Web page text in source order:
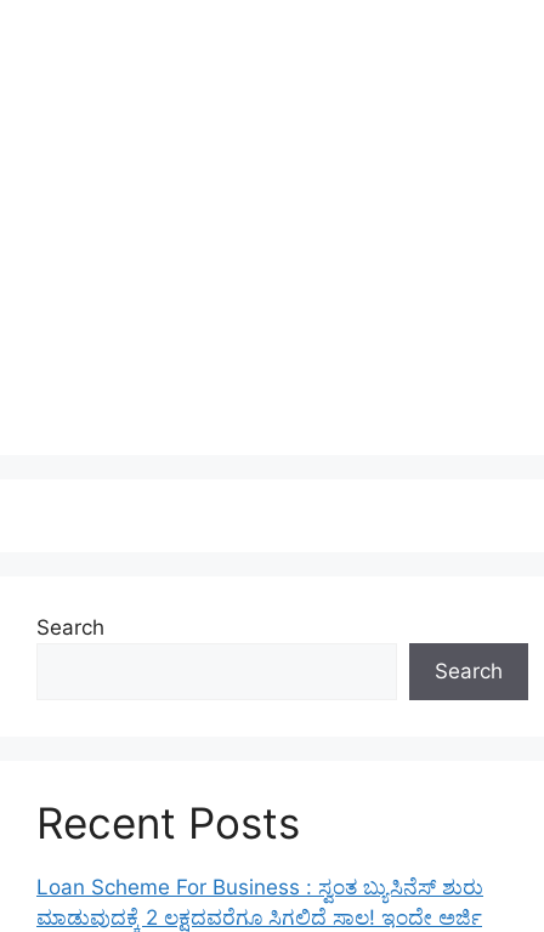
Search
Search
Recent Posts
Loan Scheme For Business : ಸ್ವಂತ ಬ್ಯುಸಿನೆಸ್ ಶುರು
ಮಾಡುವುದಕ್ಕೆ 2 ಲಕ್ಷದವರೆಗೂ ಸಿಗಲಿದೆ ಸಾಲ! ಇಂದೇ ಅರ್ಜಿ